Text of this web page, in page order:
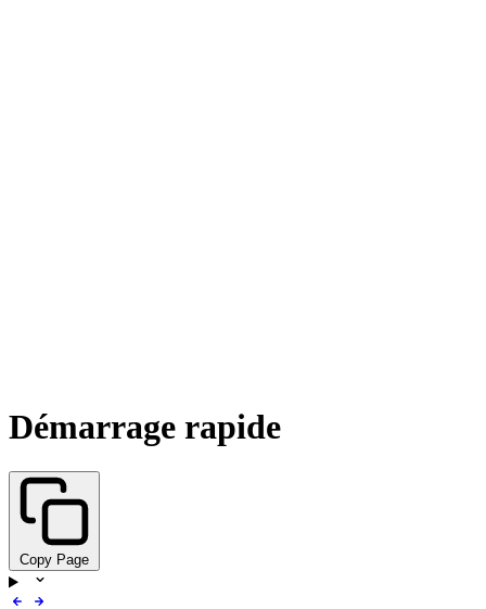
Démarrage rapide
Copy Page